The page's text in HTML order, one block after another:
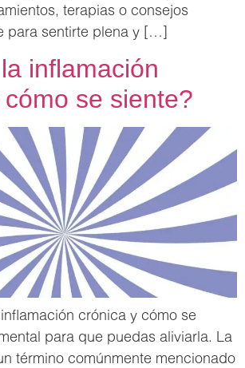
terapias o consejos
para sentirte plena y […]
inflamación
se siente?
crónica y cómo se
para que puedas aliviarla. La
término comúnmente mencionado